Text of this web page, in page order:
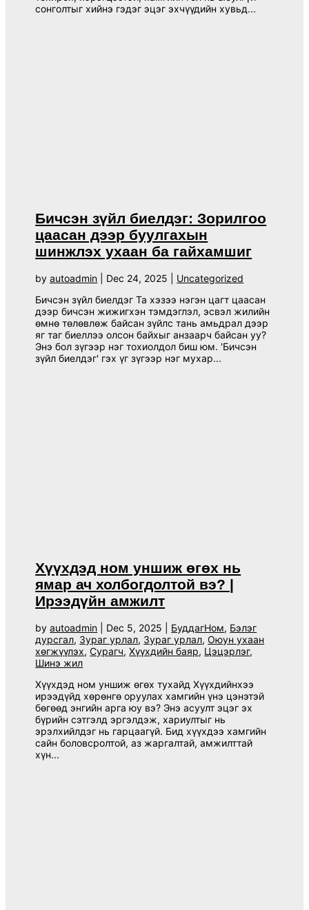
сонголтыг хийнэ гэдэг эцэг эхчүүдийн хувьд...
Бичсэн зүйл биелдэг: Зорилгоо
цаасан дээр буулгахын
шинжлэх ухаан ба гайхамшиг
byautoadmin Dec 24, 2025
Uncategorized
Бичсэн зүйл биелдэг Та хэзээ нэгэн цагт цаасан
дээр бичсэн жижигхэн тэмдэглэл, эсвэл жилийн
өмнө төлөвлөж байсан зүйлс тань амьдрал дээр
яг таг биеллээ олсон байхыг анзаарч байсан уу?
Энэ бол зүгээр нэг тохиолдол биш юм. 'Бичсэн
зүйл биелдэг' гэх үг зүгээр нэг мухар...
Хүүхдэд ном уншиж өгөх нь
ямар ач холбогдолтой вэ? |
Ирээдүйн амжилт
byautoadmin Dec 5, 2025 БуддагНом, Бэлэг
дурсгал, Зураг урлал, Зураг урлал,Оюун ухаан
хөгжүүлэх,Сурагч,Хүүхдийн баяр, Цэцэрлэг,
Шинэ жил
Хүүхдэд ном уншиж өгөх тухайд Хүүхдийнхээ
ирээдүйд хөрөнгө оруулах хамгийн үнэ цэнэтэй
бөгөөд энгийн арга юу вэ? Энэ асуулт эцэг эх
бүрийн сэтгэлд эргэлдэж, хариултыг нь
эрэлхийлдэг нь гарцаагүй. Бид хүүхдээ хамгийн
сайн боловсролтой, аз жаргалтай, амжилттай
хүн...